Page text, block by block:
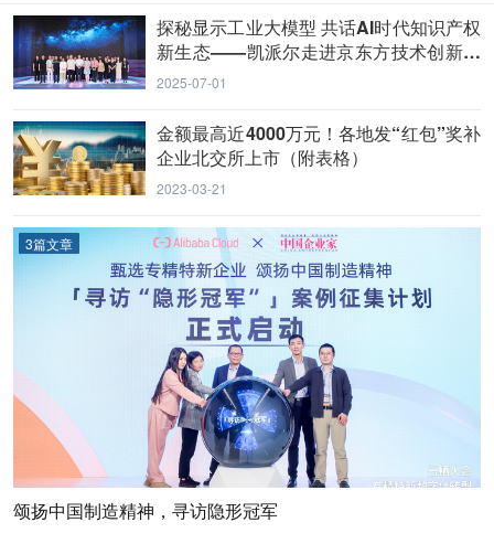
探秘显示工业大模型 共话AI时代知识产权
新生态——凯派尔走进京东方技术创新中
心
2025-07-01
金额最高近4000万元！各地发“红包”奖补
企业北交所上市（附表格）
2023-03-21
3篇文章
颂扬中国制造精神，寻访隐形冠军